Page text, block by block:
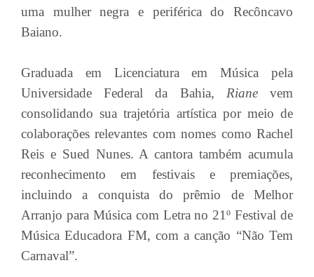
uma mulher negra e periférica do Recôncavo
Baiano.
Graduada em Licenciatura em Música pela
Universidade Federal da Bahia, Rianevem
consolidando sua trajetória artística por meio de
colaborações relevantes com nomes como Rachel
Reis e Sued Nunes. A cantora também acumula
reconhecimento em festivais e premiações,
incluindo a conquista do prêmio de Melhor
Arranjo para Música com Letra no 21º Festival de
Música Educadora FM, com a canção “Não Tem
Carnaval”.